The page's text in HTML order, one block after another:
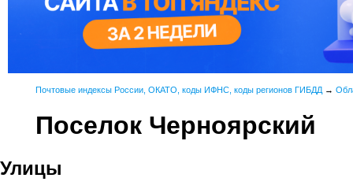
Почтовые индексы России, ОКАТО, коды ИФНС, коды регионов ГИБДД →
Поселок Черноярский
Улицы